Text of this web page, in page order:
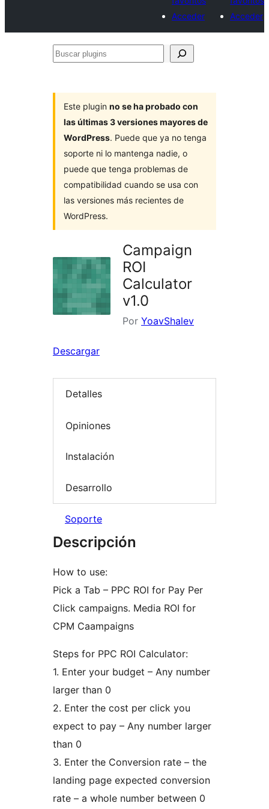
Acceder
Acceder
Buscar
Este plugin no se ha probado con
las últimas 3 versiones mayores de
WordPress. Puede que ya no tenga
soporte ni lo mantenga nadie, o
puede que tenga problemas de
compatibilidad cuando se usa con
las versiones más recientes de
WordPress.
Campaign
ROI
Calculator
v1.0
Por YoavShalev
Descargar
Detalles
Opiniones
Instalación
Desarrollo
Soporte
Descripción
How to use:
Pick a Tab – PPC ROI for Pay Per
Click campaigns. Media ROI for
CPM Caampaigns
Steps for PPC ROI Calculator:
1. Enter your budget – Any number
larger than 0
2. Enter the cost per click you
expect to pay – Any number larger
than 0
3. Enter the Conversion rate – the
landing page expected conversion
rate – a whole number between 0